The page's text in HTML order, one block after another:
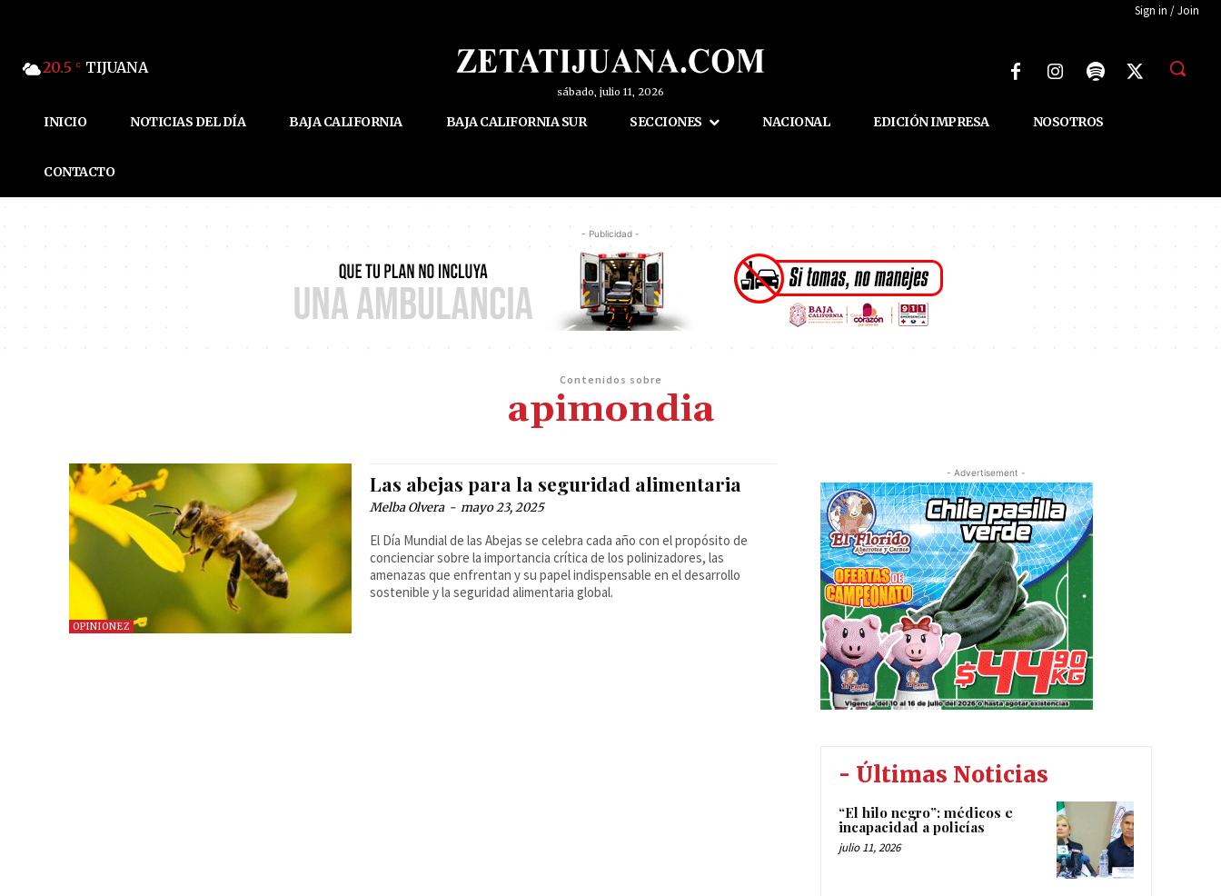
Sign in / Join
20.5 C TIJUANA
sábado, julio 11, 2026
INICIO NOTICIAS DEL DÍA BAJA CALIFORNIA BAJA CALIFORNIA SUR SECCIONES NACIONAL EDICIÓN IMPRESA NOSOTROS
CONTACTO
- Publicidad -
Contenidos sobre
apimondia
OPINIONEZ
Las abejas para la seguridad alimentaria
Melba Olvera - mayo 23, 2025
El Día Mundial de las Abejas se celebra cada año con el propósito de
concienciar sobre la importancia crítica de los polinizadores, las
amenazas que enfrentan y su papel indispensable en el desarrollo
sostenible y la seguridad alimentaria global.
- Advertisement -
- Últimas Noticias
“El hilo negro”: médicos e
incapacidad a policías
julio 11, 2026